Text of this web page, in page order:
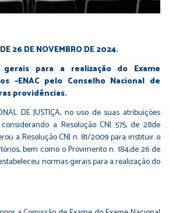
26 DE NOVEMBRO DE 2024.
gerais para a realização do Exame
–ENAC pelo Conselho Nacional de
providências.
DE JUSTIÇA, no uso de suas atribuições
a Resolução CNJ 575, de 28de
a Resolução CNJ n. 81/2009 para instituir o
bem como o Provimento n. 184,de 26 de
normas gerais para a realização do